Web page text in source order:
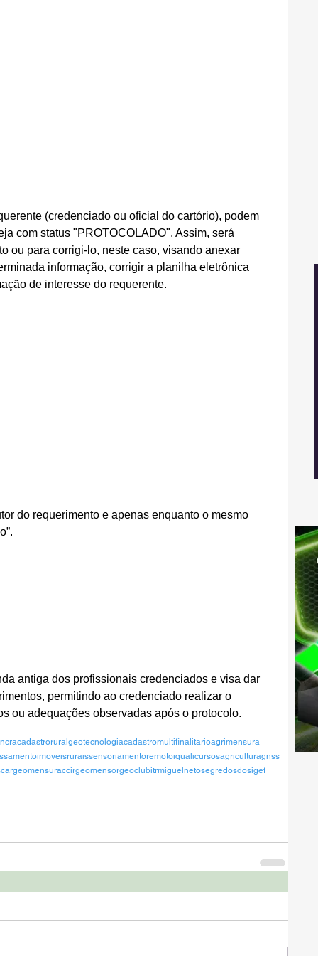
(credenciado ou oficial do cartório), podem
com status "PROTOCOLADO". Assim, será
ou para corrigi-lo, neste caso, visando anexar
informação, corrigir a planilha eletrônica
de interesse do requerente.
do requerimento e apenas enquanto o mesmo
antiga dos profissionais credenciados e visa dar
permitindo ao credenciado realizar o
ou adequações observadas após o protocolo.
cadastrorural geotecnologiacadastromultifinalitarioagrimensura
imoveisruraissensoriamentoremotoiqualicursosagriculturagnss
cargeomensuraccirgeomensorgeoclubitrmiguelnetosegredosdosigef